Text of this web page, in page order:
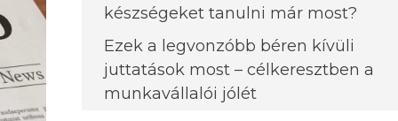
készségeket tanulni már most?
Ezek a legvonzóbb béren kívüli
juttatások most – célkeresztben a
munkavállalói jólét